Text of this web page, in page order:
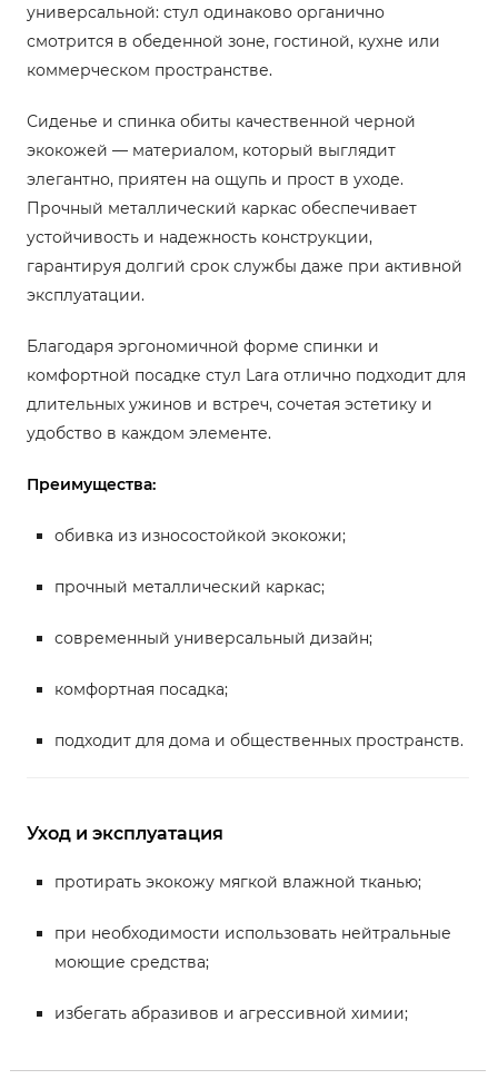
универсальной: стул одинаково органично
смотрится в обеденной зоне, гостиной, кухне или
коммерческом пространстве.
Сиденье и спинка обиты качественной черной
экокожей — материалом, который выглядит
элегантно, приятен на ощупь и прост в уходе.
Прочный металлический каркас обеспечивает
устойчивость и надежность конструкции,
гарантируя долгий срок службы даже при активной
эксплуатации.
Благодаря эргономичной форме спинки и
комфортной посадке стул Lara отлично подходит для
длительных ужинов и встреч, сочетая эстетику и
удобство в каждом элементе.
Преимущества:
обивка из износостойкой экокожи;
прочный металлический каркас;
современный универсальный дизайн;
комфортная посадка;
подходит для дома и общественных пространств.
Уход и эксплуатация
протирать экокожу мягкой влажной тканью;
при необходимости использовать нейтральные
моющие средства;
избегать абразивов и агрессивной химии;